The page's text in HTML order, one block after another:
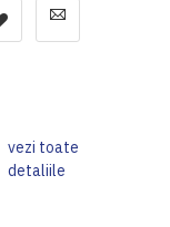
vezi toate
detaliile